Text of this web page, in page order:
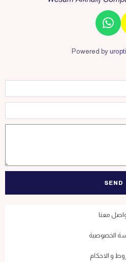
Powered by
SEND
معنا
الخصوصية
و الاحكام